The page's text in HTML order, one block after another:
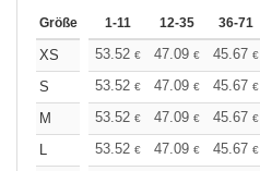
Größe 1-11 12-35 36-71
XS 53.52 € 47.09 € 45.67 €
S
53.52 € 47.09 € 45.67 €
M
53.52 € 47.09 € 45.67 €
L
53.52 € 47.09 € 45.67 €